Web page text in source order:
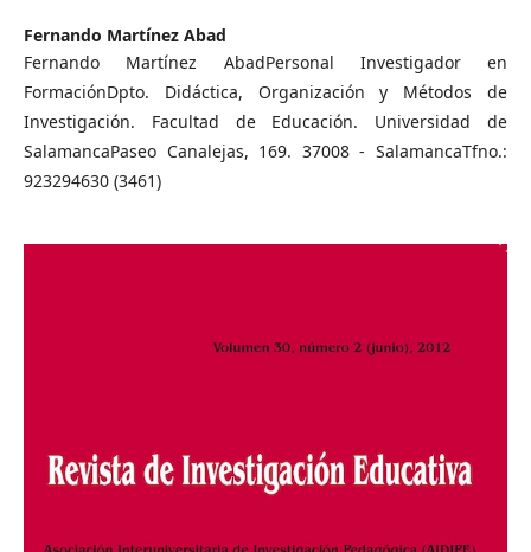
Fernando Martínez Abad
Fernando Martínez AbadPersonal Investigador en
FormaciónDpto. Didáctica, Organización y Métodos de
Investigación. Facultad de Educación. Universidad de
SalamancaPaseo Canalejas, 169. 37008 - SalamancaTfno.:
923294630 (3461)